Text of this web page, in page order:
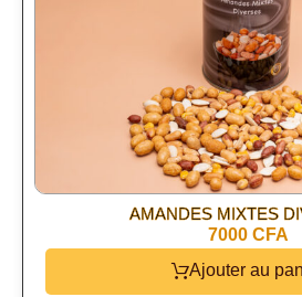
AMANDES MIXTES
7000 CFA
Ajouter au